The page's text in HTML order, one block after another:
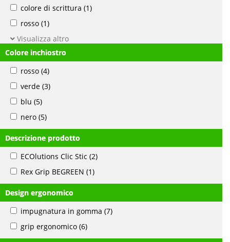
colore di scrittura (1)
rosso (1)
Visualizza altro
Colore inchiostro
rosso (4)
verde (3)
blu (5)
nero (5)
Descrizione prodotto
ECOlutions Clic Stic (2)
Rex Grip BEGREEN (1)
Design ergonomico
impugnatura in gomma (7)
grip ergonomico (6)